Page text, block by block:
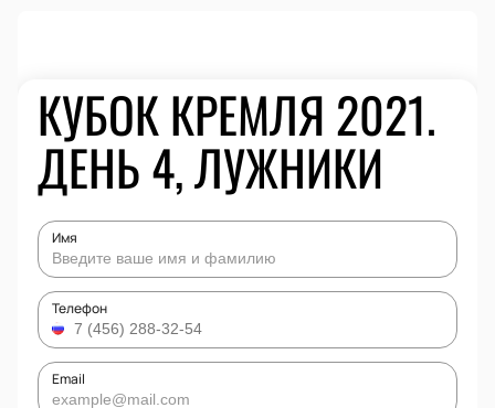
КУБОК КРЕМЛЯ 2021.
ДЕНЬ 4, ЛУЖНИКИ
Имя
Телефон
Email